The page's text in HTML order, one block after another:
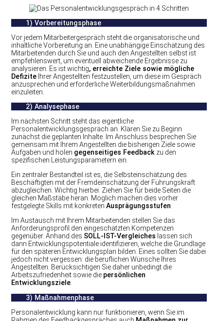
1) Vorbereitungsphase
Vor jedem Mitarbeitergespräch steht die organisatorische und
inhaltliche Vorbereitung an. Eine unabhängige Einschätzung des
Mitarbeitenden durch Sie und auch den Angestellten selbst ist
empfehlenswert, um eventuell abweichende Ergebnisse zu
analysieren. Es ist wichtig, erreichte Ziele sowie mögliche
Defizite Ihrer Angestellten festzustellen, um diese im Gespräch
anzusprechen und erforderliche Weiterbildungsmaßnahmen
einzuleiten.
2) Analysephase
Im nächsten Schritt steht das eigentliche
Personalentwicklungsgespräch an. Klären Sie zu Beginn
zunächst die geplanten Inhalte. Im Anschluss besprechen Sie
gemeinsam mit Ihrem Angestellten die bisherigen Ziele sowie
Aufgaben und holen gegenseitiges Feedback zu den
spezifischen Leistungsparametern ein.
Ein zentraler Bestandteil ist es, die Selbsteinschätzung des
Beschäftigten mit der Fremdeinschätzung der Führungskraft
abzugleichen. Wichtig hierbei: Ziehen Sie für beide Seiten die
gleichen Maßstäbe heran. Möglich machen dies vorher
festgelegte Skills mit konkreten Ausprägungsstufen.
Im Austausch mit Ihrem Mitarbeitenden stellen Sie das
Anforderungsprofil den eingeschätzten Kompetenzen
gegenüber. Anhand des SOLL-IST-Vergleiches lassen sich
dann Entwicklungspotentiale identifizieren, welche die Grundlage
für den späteren Entwicklungsplan bilden. Eines sollten Sie dabei
jedoch nicht vergessen: die beruflichen Wünsche Ihres
Angestellten. Berücksichtigen Sie daher unbedingt die
Arbeitszufriedenheit sowie die persönlichen
Entwicklungsziele.
3) Maßnahmenphase
Personalentwicklung kann nur funktionieren, wenn Sie im